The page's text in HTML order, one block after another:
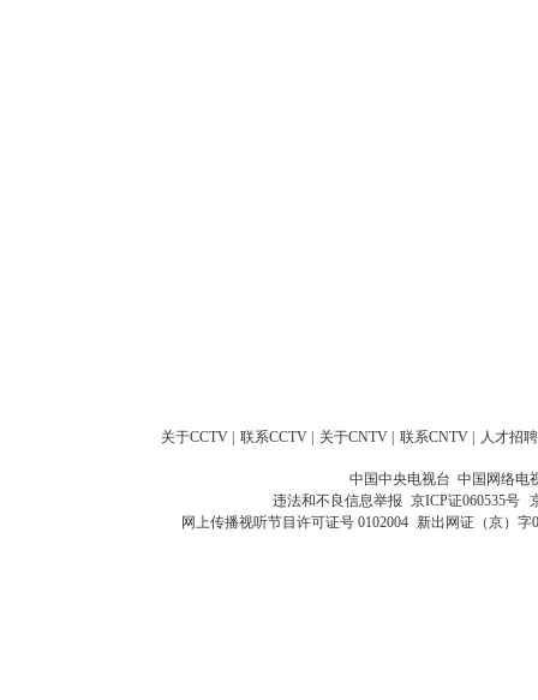
关于CCTV 联系CCTV 关于CNTV 联系CNTV 人才招聘
中国中央电视台 中国网络电
违法和不良信息举报 京ICP证060535号
网上传播视听节目许可证号 0102004 新出网证（京）